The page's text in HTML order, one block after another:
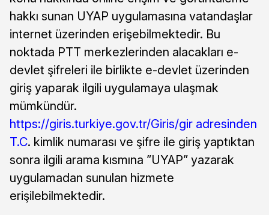
hakkı sunan UYAP uygulamasına vatandaşlar
internet üzerinden erişebilmektedir. Bu
noktada PTT merkezlerinden alacakları e-
devlet şifreleri ile birlikte e-devlet üzerinden
giriş yaparak ilgili uygulamaya ulaşmak
mümkündür.
https://giris.turkiye.gov.tr/Giris/gir adresinden
T.C. kimlik numarası ve şifre ile giriş yaptıktan
sonra ilgili arama kısmına ”UYAP” yazarak
uygulamadan sunulan hizmete
erişilebilmektedir.